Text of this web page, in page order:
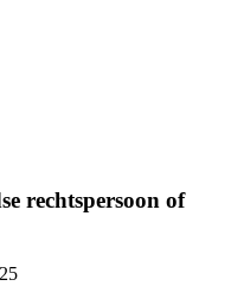
rechtspersoon of